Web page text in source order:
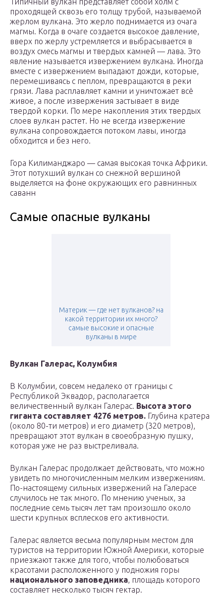
проходящей сквозь его толщу трубой, называемой
жерлом вулкана. Это жерло поднимается из очага
магмы. Когда в очаге создается высокое давление,
вверх по жерлу устремляется и выбрасывается в
воздух смесь магмы и твердых камней — лава. Это
явление называется извержением вулкана. Иногда
вместе с извержением выпадают дожди, которые,
перемешиваясь с пеплом, превращаются в реки
грязи. Лава расплавляет камни и уничтожает всё
живое, а после извержения застывает в виде
твердой корки. По мере накопления этих твердых
слоев вулкан растет. Но не всегда извержение
вулкана сопровождается потоком лавы, иногда
обходится и без него.
Гора Килиманджаро — самая высокая точка Африки.
Этот потухший вулкан со снежной вершиной
выделяется на фоне окружающих его равнинных
саванн
Самые опасные вулканы
Материк — где нет вулканов? на
какой территории их много?
самые высокие и опасные
вулканы в мире
Вулкан Галерас, Колумбия
В Колумбии, совсем недалеко от границы с
Республикой Эквадор, располагается
величественный вулкан Галерас. Высота этого
гиганта составляет 4276 метров. Глубина кратера
(около 80-ти метров) и его диаметр (320 метров),
превращают этот вулкан в своеобразную пушку,
которая уже не раз выстреливала.
Вулкан Галерас продолжает действовать, что можно
увидеть по многочисленным мелким извержениям.
По-настоящему сильных извержений на Галерасе
случилось не так много. По мнению ученых, за
последние семь тысяч лет там произошло около
шести крупных всплесков его активности.
Галерас является весьма популярным местом для
туристов на территории Южной Америки, которые
приезжают также для того, чтобы полюбоваться
красотами расположенного у подножия горы
национального заповедника, площадь которого
составляет несколько тысяч гектар.